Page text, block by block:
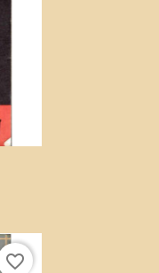
favorite_border